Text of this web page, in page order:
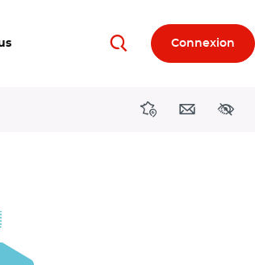
RechercherConnexion
DirectionsContact